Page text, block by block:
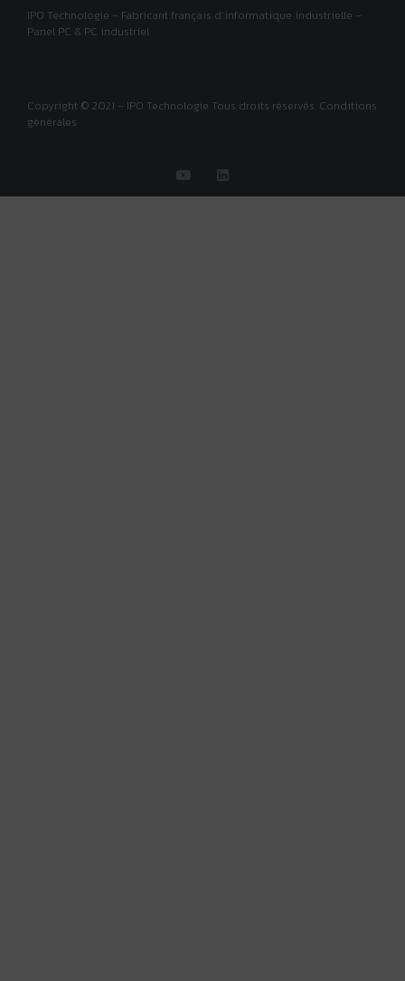
IPO Technologie – Fabricant français d’informatique industrielle –
Panel PC & PC industriel
Copyright © 2021 – IPO Technologie Tous droits réservés. Conditions
générales